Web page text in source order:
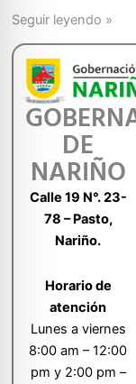
Seguir leyendo »
DE
NARIÑO
Calle 19 N°. 23-
78 – Pasto,
Nariño.
Horario de
atención
Lunes a viernes
8:00 am – 12:00
pm y 2:00 pm –